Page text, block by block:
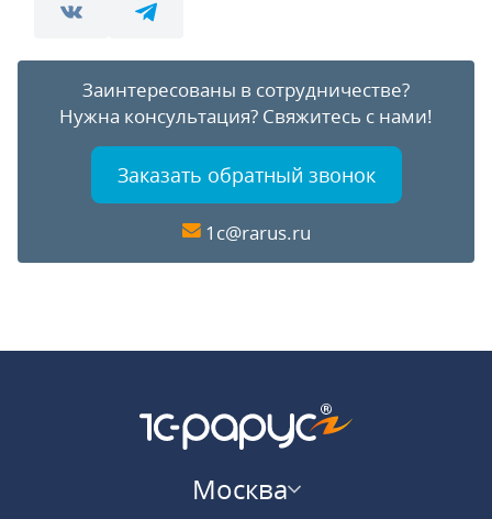
Заинтересованы в сотрудничестве?
Нужна консультация? Свяжитесь с нами!
Заказать обратный звонок
1c@rarus.ru
Москва